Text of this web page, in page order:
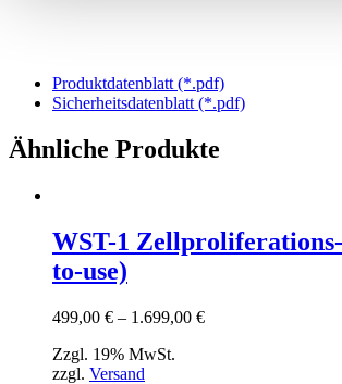
Produktdatenblatt (*.pdf)
Sicherheitsdatenblatt (*.pdf)
Ähnliche Produkte
WST-1
to-use)
499,00 € – 1.699,00 €Preisspanne:
Zzgl. 19% MwSt.
zzgl. Versand